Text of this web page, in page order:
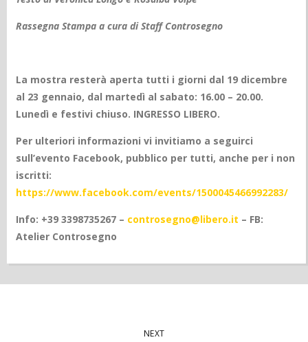
Rassegna Stampa a cura di Staff Controsegno
La mostra resterà aperta tutti i giorni dal 19 dicembre
al 23 gennaio, dal martedì al sabato: 16.00 – 20.00.
Lunedì e festivi chiuso. INGRESSO LIBERO.
Per ulteriori informazioni vi invitiamo a seguirci
sull’evento Facebook, pubblico per tutti, anche per i non
iscritti:
https://www.facebook.com/events/1500045466992283/
Info: +39 3398735267 – controsegno@libero.it – FB:
Atelier Controsegno
NEXT